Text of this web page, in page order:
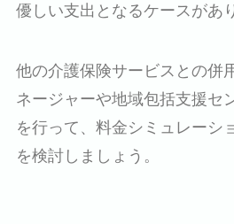
優しい支出となるケースがあ
他の介護保険サービスとの併
ネージャーや地域包括支援セ
を行って、料金シミュレーシ
を検討しましょう。